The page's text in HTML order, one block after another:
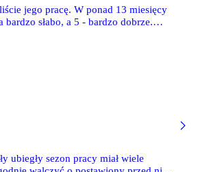
jego pracę. W ponad 13 miesięcy
słabo, a 5 - bardzo dobrze.
ubiegły sezon pracy miał wiele